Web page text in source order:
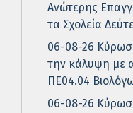
Ανώτερης
τα Σχολεία
06-08-26
την κάλυψη με
ΠΕ04.04
06-08-26